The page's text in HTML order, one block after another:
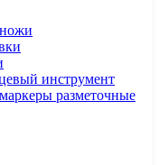
инструмент
разметочные